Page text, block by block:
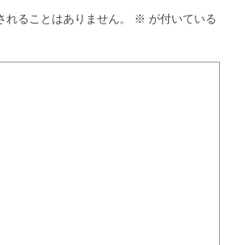
れることはありません。 ※ が付いている